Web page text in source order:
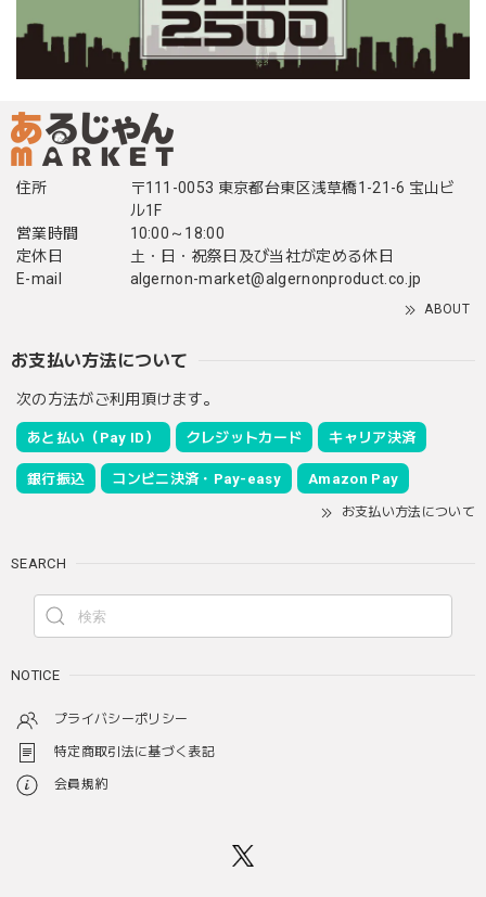
住所
〒111-0053 東京都台東区浅草橋1-21-6 宝山ビ
ル1F
営業時間
10:00～18:00
定休日
土・日・祝祭日及び当社が定める休日
E-mail
algernon-market@algernonproduct.co.jp
ABOUT
お支払い方法について
次の方法がご利用頂けます。
あと払い（Pay ID） クレジットカード キャリア決済
銀行振込 コンビニ決済・Pay-easy Amazon Pay
お支払い方法について
SEARCH
NOTICE
プライバシーポリシー
特定商取引法に基づく表記
会員規約